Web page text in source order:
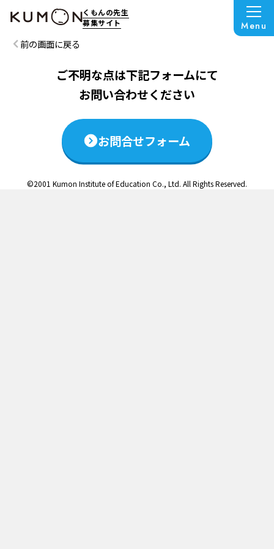
くもんの先生
募集サイト
Menu
この説明会は終了いたしました
前の画面に戻る
ご不明な点は下記フォームにて
お問い合わせください
お問合せフォーム
©2001 Kumon Institute of Education Co., Ltd. All Rights Reserved.